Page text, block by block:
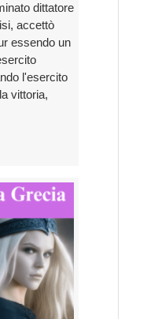
dittatore
accettò
essendo un
l'esercito
vittoria,